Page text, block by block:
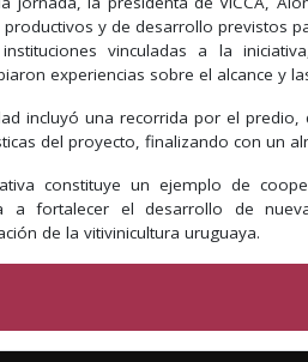
y de desarrollo previstos
vinculadas a la
experiencias sobre el alcance y
incluyó una recorrida por el
del proyecto, finalizando con un
constituye un ejemplo de
a fortalecer el desarrollo de
de la vitivinicultura uruguaya.